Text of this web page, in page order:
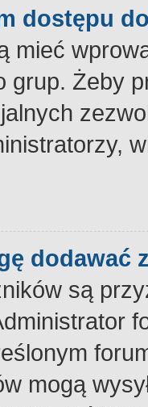
dostępu
mieć
grup. Żeby
dodawać
są
mogą